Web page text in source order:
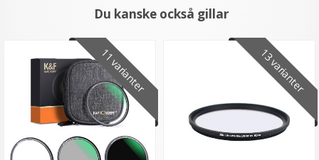
Du kanske också gillar
11 varianter 13 varianter